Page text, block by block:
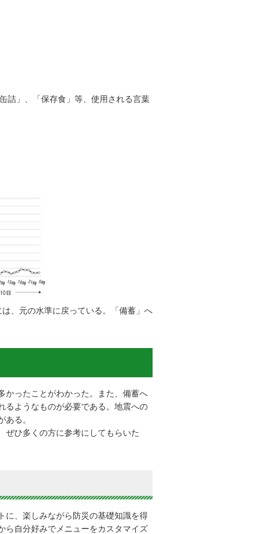
詰」、「保存食」等、使用される言葉
、元の水準に戻っている。「備蓄」へ
かったことがわかった。また、備蓄へ
るようなものが必要である。地震への
る。
ぜひ多くの方に参考にしてもらいた
に、楽しみながら防災の基礎知識を得
ら自分好みでメニューをカスタマイズ